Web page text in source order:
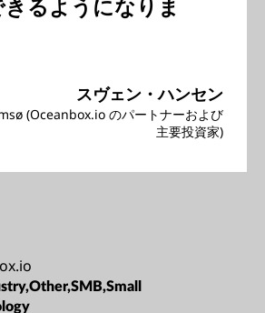
るようになりま
スヴェン・ハンセン
(Oceanbox.io のパートナーおよび
主要投資家)